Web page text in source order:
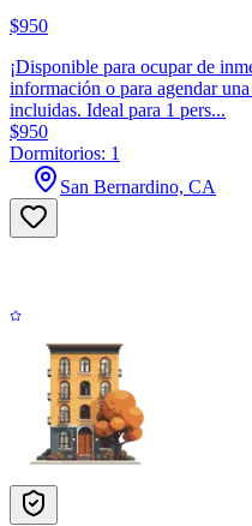
$950
¡Disponible para ocupar de
información o para agendar
incluidas. Ideal para 1 pers...
$950
Dormitorios: 1
San Bernardino, CA